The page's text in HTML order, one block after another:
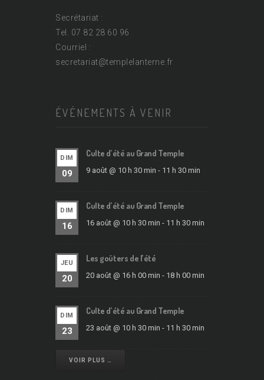
Secrétariat :
Tel. 07 82 28 60 96
Courriel :
secretariat@templelanterne.fr
ÉVÉNEMENTS À VENIR
DIM
09
Culte d’été au Grand Temple
9 août @ 10 h 30 min - 11 h 30 min
DIM
16
Culte d’été au Grand Temple
16 août @ 10 h 30 min - 11 h 30 min
JEU
20
Les goûters de l’été
20 août @ 16 h 00 min - 18 h 00 min
DIM
23
Culte d’été au Grand Temple
23 août @ 10 h 30 min - 11 h 30 min
VOIR PLUS …